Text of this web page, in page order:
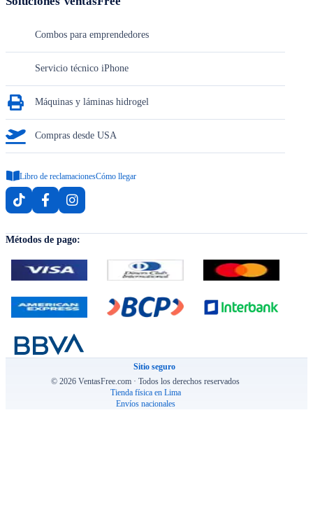
Combos para emprendedores
Servicio técnico iPhone
Máquinas y láminas hidrogel
Compras desde USA
Libro de reclamacionesCómo llegar
Métodos de pago:
Sitio seguro
© 2026 VentasFree.com · Todos los derechos reservados
Tienda física en Lima
Envíos nacionales